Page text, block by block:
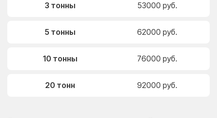
3 тонны 53000 руб.
5 тонны 62000 руб.
10 тонны 76000 руб.
20 тонн 92000 руб.